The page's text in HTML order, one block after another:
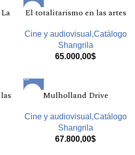
El totalitarismo en las artes
Cine y audiovisual,Catálogo
Shangrila
65.000,00$
Mulholland Drive
Cine y audiovisual,Catálogo
Shangrila
67.800,00$